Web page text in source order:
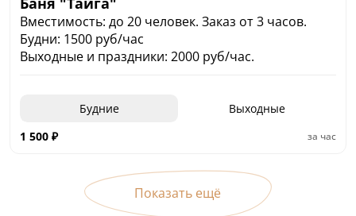
Вместимость: до 20 человек. Заказ от 3 часов.
Будни: 1500 руб/час
Выходные и праздники: 2000 руб/час.
Будние
Выходные
1 500 ₽ за час
Показать ещё